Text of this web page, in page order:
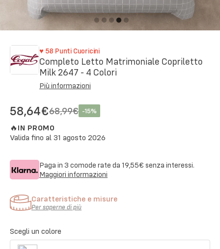
♥ 58 Punti Cuoricini
Completo Letto Matrimoniale Copriletto
Milk 2647 - 4 Colori
Più informazioni
58,64€68,99€ -15%
🔥 IN PROMO
Valida fino al 31 agosto 2026
Paga in 3 comode rate da 19,55€ senza interessi.
Maggiori informazioni
Caratteristiche e misure
Per saperne di più
Scegli un colore